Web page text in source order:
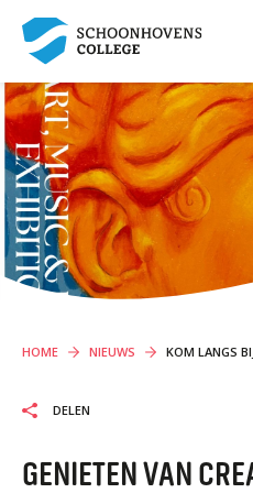
>> AANMELDEN
LEERLINGEN EN OUDERS
Contact
Onderwijs
Begeleiding
Maatschappelijk betrokken
HOME NIEUWS KOM LANGS
DELEN
GENIETEN VAN